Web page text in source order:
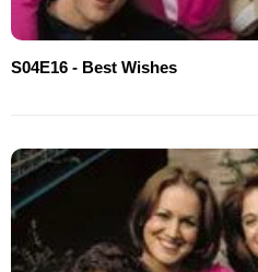
S04E16 - Best Wishes